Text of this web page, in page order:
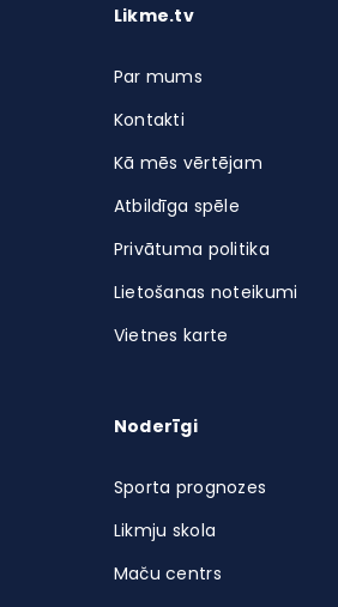
Likme.tv
Par mums
Kontakti
Kā mēs vērtējam
Atbildīga spēle
Privātuma politika
Lietošanas noteikumi
Vietnes karte
Noderīgi
Sporta prognozes
Likmju skola
Maču centrs